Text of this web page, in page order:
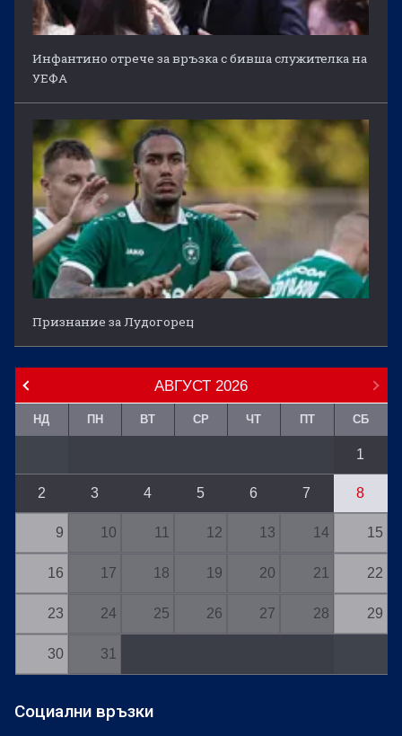
Инфантино отрече за връзка с бивша служителка на
УЕФА
Признание за Лудогорец
АВГУСТ 2026
НД ПН ВТ СР ЧТ ПТ СБ
1
2 3 4 5 6 7 8
9 10 11 12 13 14 15
16 17 18 19 20 21 22
23 24 25 26 27 28 29
30 31
Социални връзки